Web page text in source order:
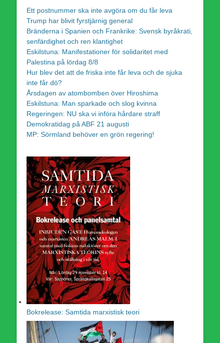
Ett postnummer ska inte avgöra om du får leva
Trump har blivit fyrstjärnig general
Bränderna i Spanien och Frankrike: Svensk byråkrati,
senfärdighet och ren klantighet
Eskilstuna: Manifestationer för solidaritet med
Palestina på lördag 8/8
Hur blev det att de friska inte får leva och de sjuka
inte får dö?
Årsdagen av atombomben över Hiroshima
Eskilstuna: Man sparkade och slog kvinna
Regeringen: NU ska vi införa hårdare straff
Demokratidag på ABF 21 augusti
MP: Sörmland behöver en grön regering!
Bokrelease: Samtida marxistisk teori